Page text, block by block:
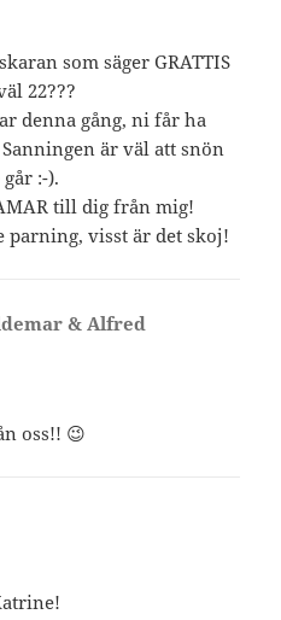
som säger GRATTIS
22???
denna gång, ni får ha
är väl att snön
:-).
till dig från mig!
parning, visst är det skoj!
& Alfred
oss!! 😉